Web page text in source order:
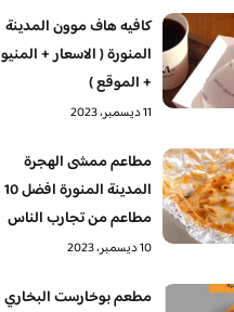
كافيه هاف موون المدينة
المنورة ( الاسعار + المنيو
+ الموقع )
11 ديسمبر، 2023
مطاعم ممشى الهجرة
المدينة المنورة افضل 10
مطاعم من تجارب الناس
10 ديسمبر، 2023
مطعم بوخارست البخاري